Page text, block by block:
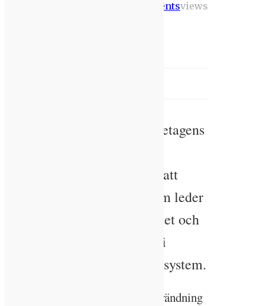
Commentsviews
SBUF har på Installatörsföretagens
forskningsanslag med syfte att
undersöka vilka faktorer som leder
till minskad energieffektivitet och
förkortad teknisk livslängd i
vätskeburna energitekniska system.
En stor del fastigheters energianvändning